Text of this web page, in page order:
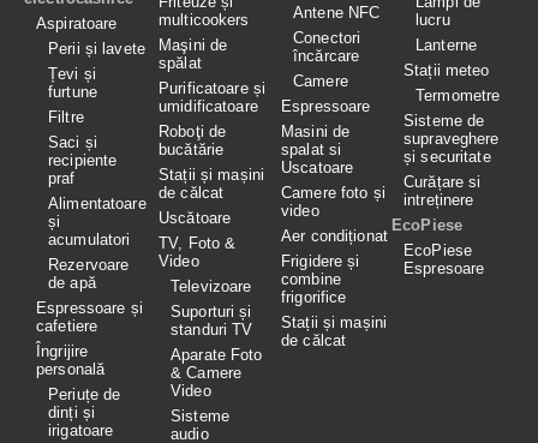
Aspiratoare
Perii și lavete
Țevi și
furtune
Filtre
Saci și
recipiente
praf
Alimentatoare
și
acumulatori
Rezervoare
de apă
Espressoare și
cafetiere
Îngrijire
personală
Periuțe de
dinți și
irigatoare
multicookers
Maşini de
spălat
Purificatoare și
umidificatoare
Roboţi de
bucătărie
Stații și mașini
de călcat
Uscătoare
TV, Foto &
Video
Televizoare
Suporturi și
standuri TV
Aparate Foto
& Camere
Video
Sisteme
audio
Antene NFC
Conectori
încărcare
Camere
Espressoare
Masini de
spalat si
Uscatoare
Camere foto și
video
Aer condiționat
Frigidere și
combine
frigorifice
Stații și mașini
de călcat
lucru
Lanterne
Stații meteo
Termometre
Sisteme de
supraveghere
și securitate
Curățare si
intreținere
EcoPiese
EcoPiese
Espresoare